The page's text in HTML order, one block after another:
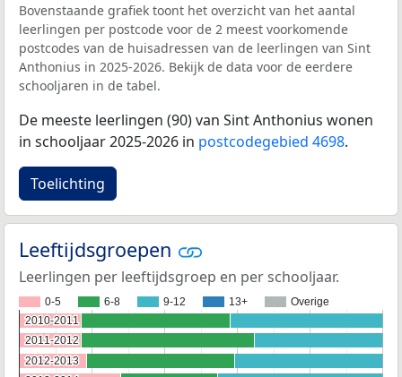
Bovenstaande grafiek toont het overzicht van het aantal
leerlingen per postcode voor de 2 meest voorkomende
postcodes van de huisadressen van de leerlingen van Sint
Anthonius in 2025-2026. Bekijk de data voor de eerdere
schooljaren in de tabel.
De meeste leerlingen (90) van Sint Anthonius wonen
in schooljaar 2025-2026 in postcodegebied 4698.
Toelichting
Leeftijdsgroepen
Leerlingen per leeftijdsgroep en per schooljaar.
0-5 6-8 9-12 13+
Overige
2010-2011
2010-2011
2011-2012
2011-2012
2012-2013
2012-2013